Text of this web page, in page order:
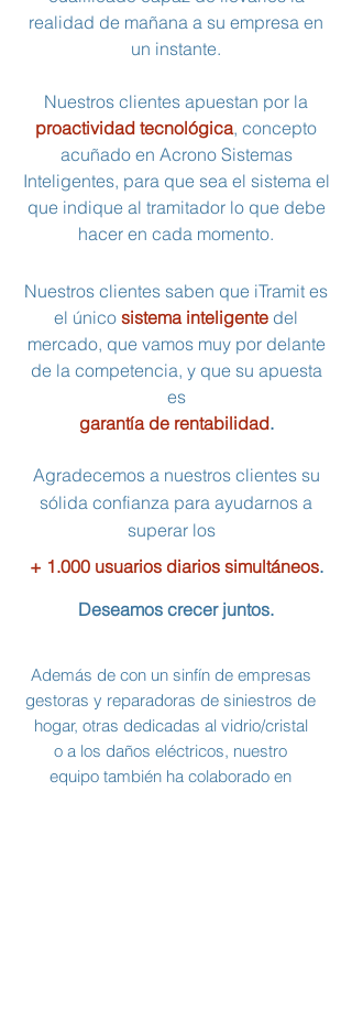
realidad de mañana a su empresa en
un instante.
Nuestros clientes apuestan por la
proactividad tecnológica, concepto
acuñado en Acrono Sistemas
Inteligentes, para que sea el sistema el
que indique al tramitador lo que debe
hacer en cada momento.
Nuestros clientes saben que iTramit es
el único sistema inteligente del
mercado, que vamos muy por delante
de la competencia, y que su apuesta
es
garantía de rentabilidad.
Agradecemos a nuestros clientes su
sólida confianza para ayudarnos a
superar los
+ 1.000 usuarios diarios simultáneos.
Deseamos crecer juntos.
Además de con un sinfín de empresas
gestoras y reparadoras de siniestros de
hogar, otras dedicadas al vidrio/cristal
o a los daños eléctricos, nuestro
equipo también ha colaborado en